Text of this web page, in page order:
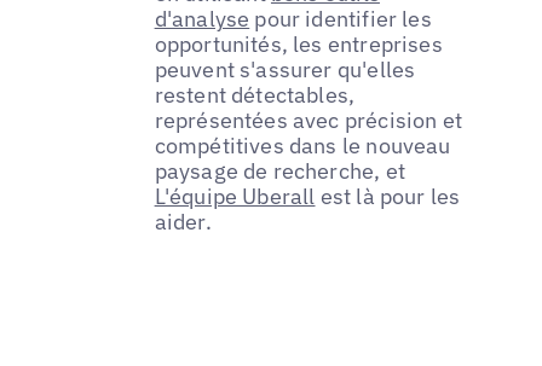
d'analyse pour identifier les
opportunités, les entreprises
peuvent s'assurer qu'elles
restent détectables,
représentées avec précision et
compétitives dans le nouveau
paysage de recherche, et
L'équipe Uberall est là pour les
aider.